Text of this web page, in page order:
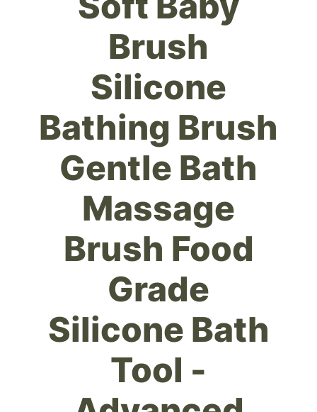
Brush
Silicone
Bathing Brush
Gentle Bath
Massage
Brush Food
Grade
Silicone Bath
Tool -